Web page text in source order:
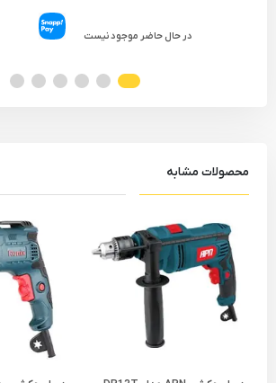
در حال حاضر موجود نیست
محصولات مشابه